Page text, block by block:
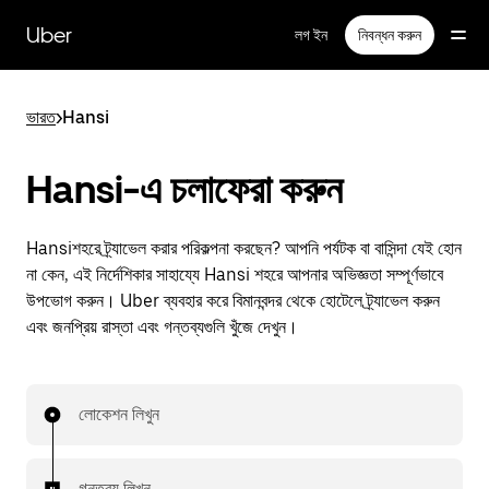
প্রধান
বিষয়সূচিতে
Uber লগ ইন নিবন্ধন করুন
ভারত>Hansi
Hansi-এ চলাফেরা করুন
Hansiশহরে ট্র্যাভেল করার পরিকল্পনা করছেন? আপনি পর্যটক বা বাসিন্দা যেই হোন
না কেন, এই নির্দেশিকার সাহায্যে Hansi শহরে আপনার অভিজ্ঞতা সম্পূর্ণভাবে
উপভোগ করুন। Uber ব্যবহার করে বিমানবন্দর থেকে হোটেলে ট্র্যাভেল করুন
এবং জনপ্রিয় রাস্তা এবং গন্তব্যগুলি খুঁজে দেখুন।
লোকেশন লিখুন